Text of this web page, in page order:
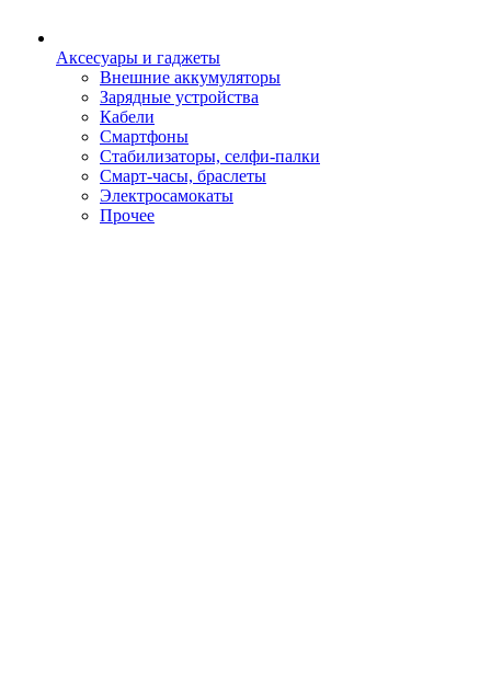
Аксесуары и гаджеты
Внешние аккумуляторы
Зарядные устройства
Кабели
Смартфоны
Стабилизаторы, селфи-палки
Смарт-часы, браслеты
Электросамокаты
Прочее